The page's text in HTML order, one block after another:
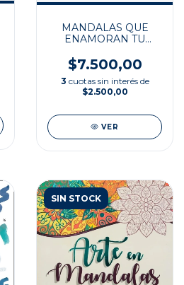
MANDALAS QUE
ENAMORAN TU
$7.500,00
3 cuotas sin interés de
$2.500,00
VER
SIN STOCK